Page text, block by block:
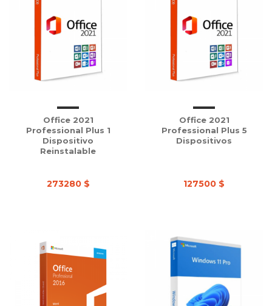
Office 2021
Professional Plus 1
Dispositivo
Reinstalable
273280 $
Office 2021
Professional Plus 5
Dispositivos
127500 $